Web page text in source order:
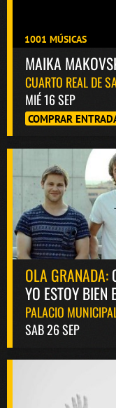
1001 MÚSICAS
MAIKA
CUARTO REAL DE
MIÉ 16 SEP
COMPRAR
OLA GRANADA:
YO ESTOY BIEN
PALACIO
SAB 26 SEP